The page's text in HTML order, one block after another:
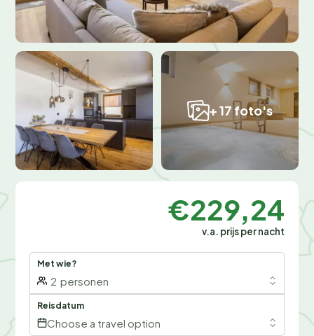
+ 17 foto's
€229,24
v.a. prijs per nacht
Met wie?
2 personen
Reisdatum
Choose a travel option